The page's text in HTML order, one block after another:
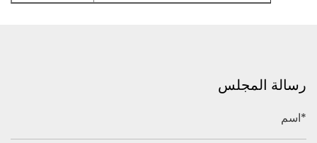
رسالة المجلس
اسم*